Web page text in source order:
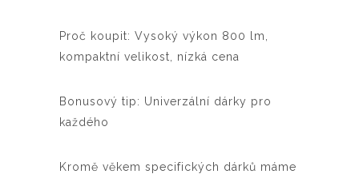
Proč koupit: Vysoký výkon 800 lm,
kompaktní velikost, nízká cena
Bonusový tip: Univerzální dárky pro
každého
Kromě věkem specifických dárků máme